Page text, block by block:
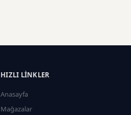
HIZLI LINKLER
Anasayfa
Mağazalar